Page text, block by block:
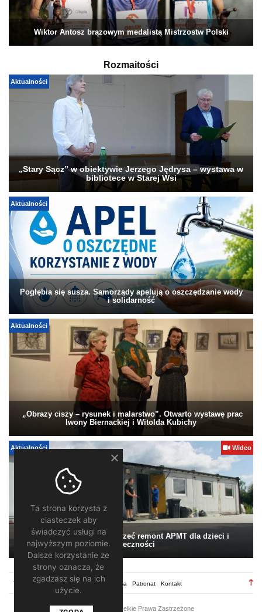
Wiktor Antosz brązowym medalistą Mistrzostw Polski
Rozmaitości
Aktualności
„Stary Sącz” w obiektywie Jerzego Jędrysa – wystawa w
bibliotece w Starej Wsi
Aktualności
Pogłębia się susza. Samorządy apelują o oszczędzanie wody
i solidarność
Aktualności
„Obrazy ciszy – rysunek i malarstwo”. Otwarto wystawę prac
Iwony Biernackiej i Witolda Kubichy
Aktualności Wideo
Pomagamy. Warto wesprzeć remont APMT dla dzieci i
społeczności
Regulamin Redakcja Reklama Patronat Kontakt
2026 © / Wszelkie Prawa Zastrzeżone
Ta strona korzysta z
ciasteczek aby
świadczyć usługi na
najwyższym poziomie.
Dalsze korzystanie ze
strony oznacza, że
zgadzasz się na ich
użycie.